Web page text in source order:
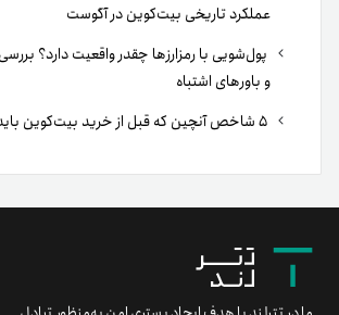
عملکرد تاریخی بیت‌کوین در آگوست
پول‌شویی با رمزارزها چقدر واقعیت دارد؟
و باورهای اشتباه